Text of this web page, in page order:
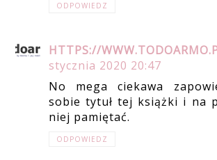
ODPOWIEDZ
HTTPS://
stycznia 2020 20:47
No mega ciekawa
sobie tytuł tej książki i na
niej pamiętać.
ODPOWIEDZ